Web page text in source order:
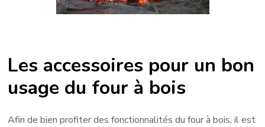
Les accessoires pour un bon
usage du four à bois
Afin de bien profiter des fonctionnalités du four à bois, il est